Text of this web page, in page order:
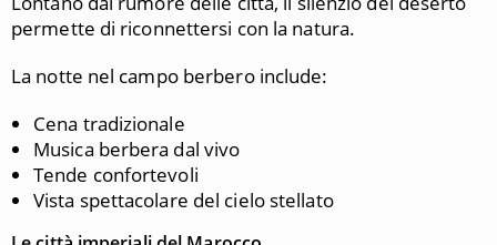
permette di riconnettersi con la natura.
La notte nel campo berbero include:
Cena tradizionale
Musica berbera dal vivo
Tende confortevoli
Vista spettacolare del cielo stellato